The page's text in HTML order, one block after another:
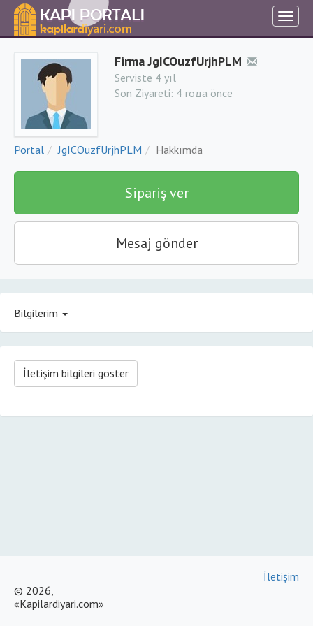
Firma JgICOuzfUrjhPLM
Serviste 4 yıl
Son Ziyareti: 4 года önce
Portal JgICOuzfUrjhPLM Hakkımda
Sipariş ver
Mesaj gönder
Bilgilerim
İletişim bilgileri göster
© 2026,
«Kapilardiyari.com»
İletişim